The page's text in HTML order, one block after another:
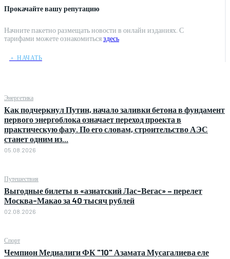
Прокачайте вашу репутацию
Начните пакетно размещать новости в онлайн изданиях. С
тарифами можете ознакомитьсяздесь
﹢ НАЧАТЬ
Энергетика
Как подчеркнул Путин, начало заливки бетона в фундамент
первого энергоблока означает переход проекта в
практическую фазу. По его словам, строительство АЭС
станет одним из...
05.08.2026
Путешествия
Выгодные билеты в «азиатский Лас-Вегас» – перелет
Москва-Макао за 40 тысяч рублей
02.08.2026
Спорт
Чемпион Медиалиги ФК "10" Азамата Мусагалиева еле